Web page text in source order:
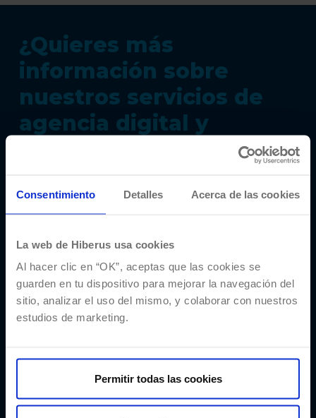
Consentimiento Detalles Acerca de las cookies
La web de Hiberus usa cookies
Al hacer clic en “OK”, aceptas que las cookies se
guarden en tu dispositivo para mejorar la navegación del
sitio, analizar el uso del mismo, y colaborar con nuestros
estudios de marketing.
Permitir todas las cookies
¿Quieres más
información sobre
nuestros servicios de
agencia digital y
Contacta con nuestro equipo de hiberus